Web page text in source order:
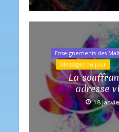
Enseignements des
Messages du jour
La
adresse
18